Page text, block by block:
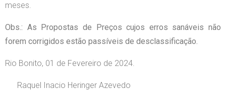
meses.
Obs.: As Propostas de Preços cujos erros sanáveis não
forem corrigidos estão passíveis de desclassificação.
Rio Bonito, 01 de Fevereiro de 2024.
Raquel Inacio Heringer Azevedo